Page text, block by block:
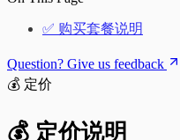
✅ 购买套餐说明
Question? Give us feedback
💰 定价
💰 定价说明